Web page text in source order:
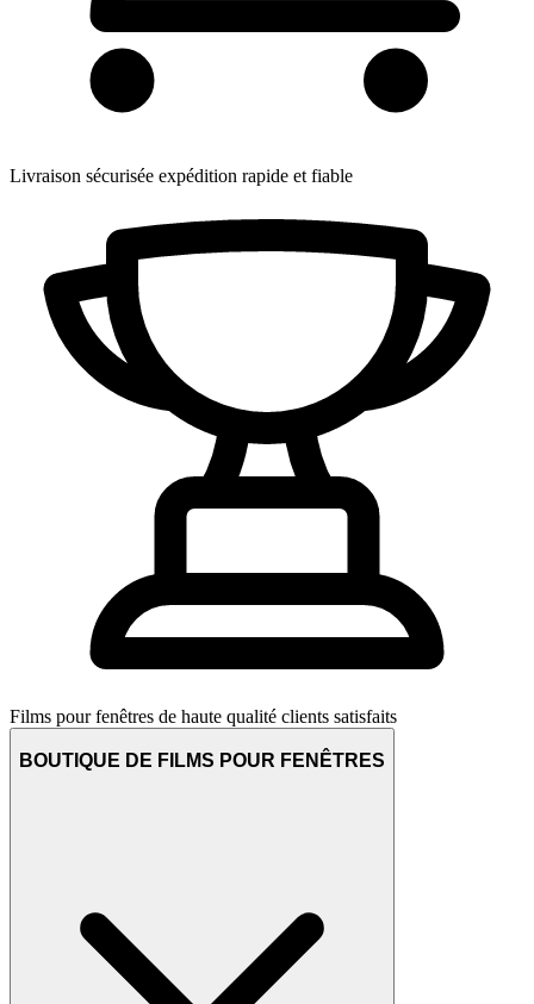
Livraison sécurisée expédition rapide et fiable
Films pour fenêtres de haute qualité clients satisfaits
BOUTIQUE DE FILMS POUR FENÊTRES